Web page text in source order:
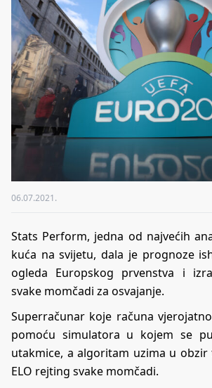
06.07.2021.
Stats Perform, jedna od najvećih
kuća na svijetu, dala je prognoze
ogleda Europskog prvenstva i
svake momčadi za osvajanje.
Superračunar koje računa
pomoću simulatora u kojem se
utakmice, a algoritam uzima u
ELO rejting svake momčadi.